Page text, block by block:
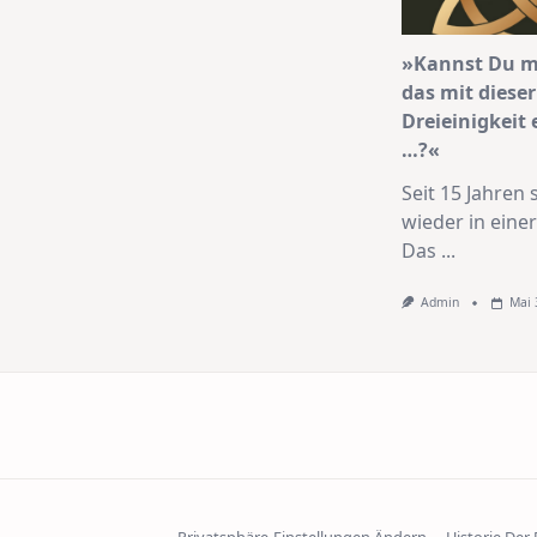
»Kannst Du
das mit dieser
Dreieinigkeit
…?«
Seit 15 Jahren
wieder in
Das ...
Admin Mai